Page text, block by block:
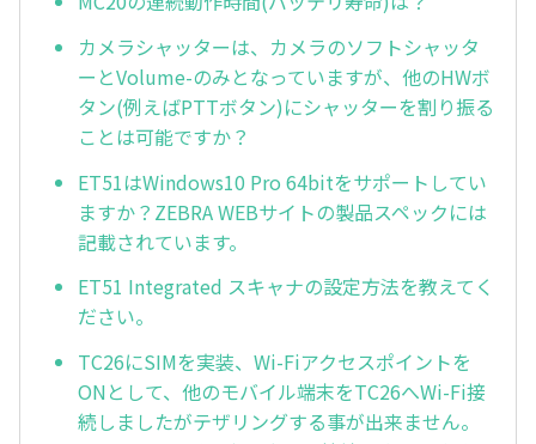
カメラシャッターは、カメラのソフトシャッタ
ーとVolume-のみとなっていますが、他のHWボ
タン(例えばPTTボタン)にシャッターを割り振る
ことは可能ですか？
ET51はWindows10 Pro 64bitをサポートしてい
ますか？ZEBRA WEBサイトの製品スペックには
記載されています。
ET51 Integrated スキャナの設定方法を教えてく
ださい。
TC26にSIMを実装、Wi-Fiアクセスポイントを
ONとして、他のモバイル端末をTC26へWi-Fi接
続しましたがテザリングする事が出来ません。